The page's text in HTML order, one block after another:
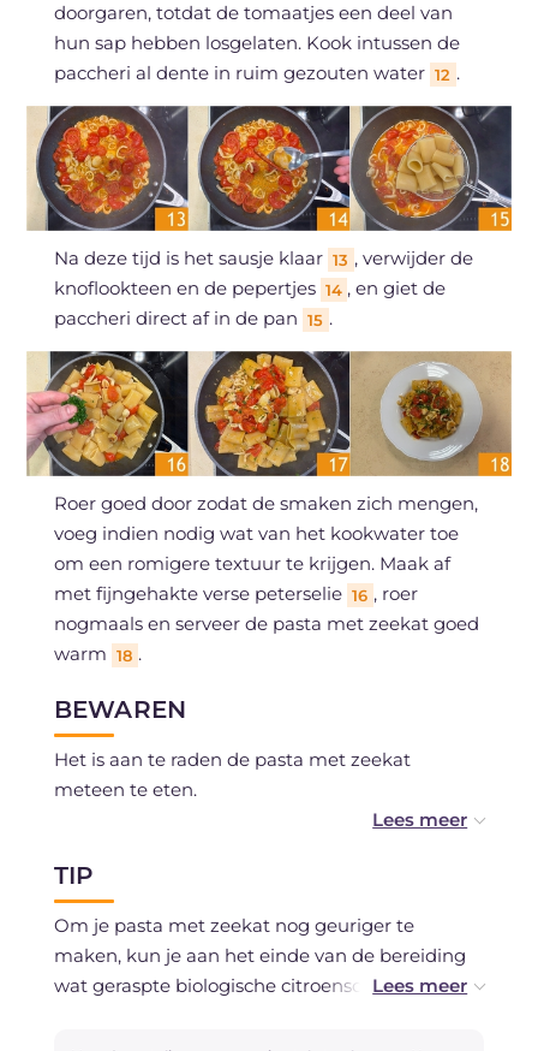
doorgaren, totdat de tomaatjes een deel van
hun sap hebben losgelaten. Kook intussen de
paccheri al dente in ruim gezouten water 12 .
Na deze tijd is het sausje klaar 13 , verwijder de
knoflookteen en de pepertjes 14 , en giet de
paccheri direct af in de pan 15 .
Roer goed door zodat de smaken zich mengen,
voeg indien nodig wat van het kookwater toe
om een romigere textuur te krijgen. Maak af
met fijngehakte verse peterselie 16 , roer
nogmaals en serveer de pasta met zeekat goed
warm 18 .
BEWAREN
Het is aan te raden de pasta met zeekat
meteen te eten.
TIP
Om je pasta met zeekat nog geuriger te
maken, kun je aan het einde van de bereiding
wat geraspte biologische citroenschil
citrusachtige toets die perfect past bij de smaak